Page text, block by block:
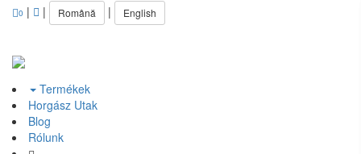
0 | | Română | English
Termékek
Horgász Utak
Blog
Rólunk